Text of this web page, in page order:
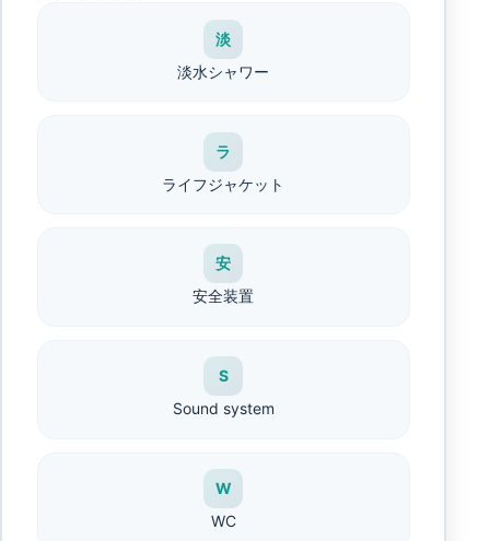
淡
淡水シャワー
ラ
ライフジャケット
安
安全装置
S
Sound system
W
WC